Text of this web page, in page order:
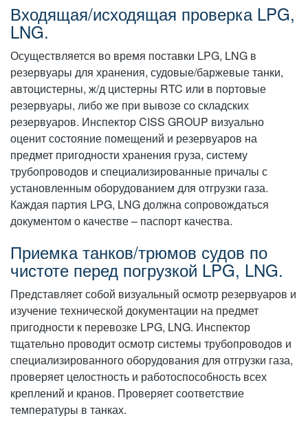
Входящая/исходящая проверка LPG,
LNG.
Осуществляется во время поставки LPG, LNG в
резервуары для хранения, судовые/баржевые танки,
автоцистерны, ж/д цистерны RTC или в портовые
резервуары, либо же при вывозе со складских
резервуаров. Инспектор CISS GROUP визуально
оценит состояние помещений и резервуаров на
предмет пригодности хранения груза, систему
трубопроводов и специализированные причалы с
установленным оборудованием для отгрузки газа.
Каждая партия LPG, LNG должна сопровождаться
документом о качестве – паспорт качества.
Приемка танков/трюмов судов по
чистоте перед погрузкой LPG, LNG.
Представляет собой визуальный осмотр резервуаров и
изучение технической документации на предмет
пригодности к перевозке LPG, LNG. Инспектор
тщательно проводит осмотр системы трубопроводов и
специализированного оборудования для отгрузки газа,
проверяет целостность и работоспособность всех
креплений и кранов. Проверяет соответствие
температуры в танках.